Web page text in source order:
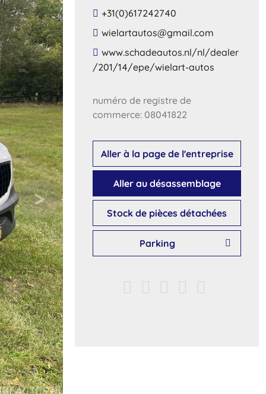
+31(0)617242740
​wielartautos​@​gmail​.​com​
​www​.​schadeautos​.​nl​/​nl​/​dealer​
/​201​/​14​/​epe​/​wielart​-​autos​
numéro de registre de
commerce: 08041822
Aller à la page de l'entreprise
Aller au désassemblage
Stock de pièces détachées
Parking